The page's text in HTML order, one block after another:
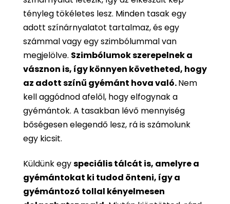
tényleg tökéletes lesz. Minden tasak egy
adott színárnyalatot tartalmaz, és egy
számmal vagy egy szimbólummal van
megjelölve. Szimbólumok szerepelnek a
vásznon is, így könnyen követheted, hogy
az adott színű gyémánt hova való.Nem
kell aggódnod afelől, hogy elfogynak a
gyémántok. A tasakban lévő mennyiség
bőségesen elegendő lesz, rá is számolunk
egy kicsit.
Küldünk egyspeciális tálcát is, amelyre a
gyémántokat ki tudod önteni, így a
gyémántozó tollal kényelmesen